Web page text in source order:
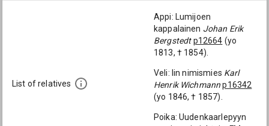
List of relatives
Appi: Lumijoen
kappalainen Johan Erik
Bergstedt p12664 (yo
1813, † 1854).
Veli: Iin nimismies Karl
Henrik Wichmann p16342
(yo 1846, † 1857).
Poika: Uudenkaarlepyyn